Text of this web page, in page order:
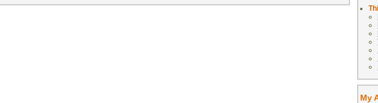
My